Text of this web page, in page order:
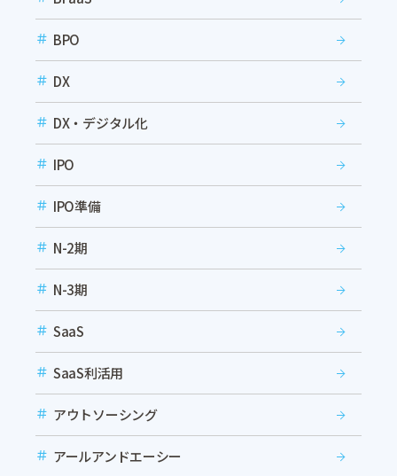
BPO
DX
DX・デジタル化
IPO
IPO準備
N-2期
N-3期
SaaS
SaaS利活用
アウトソーシング
アールアンドエーシー